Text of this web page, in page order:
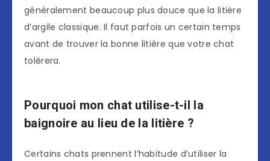
généralement beaucoup plus douce que la litière
d’argile classique. Il faut parfois un certain temps
avant de trouver la bonne litière que votre chat
tolérera.
Pourquoi mon chat utilise-t-il la
baignoire au lieu de la litière ?
Certains chats prennent l’habitude d’utiliser la